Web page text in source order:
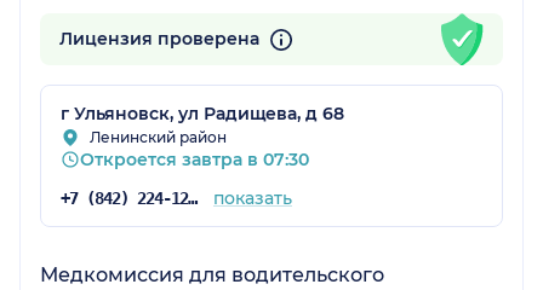
Лицензия проверена
г Ульяновск, ул Радищева, д 68
Ленинский район
Откроется завтра в 07:30
+7 (842) 224-12-12 показать
Медкомиссия для водительского